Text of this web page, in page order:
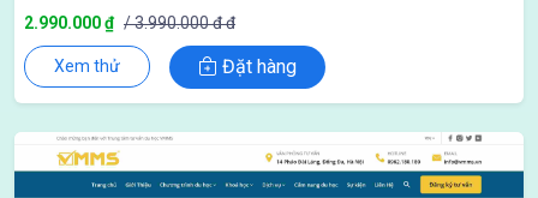
2.990.000 ₫ / 3.990.000 đ đ
Xem thử Đặt hàng